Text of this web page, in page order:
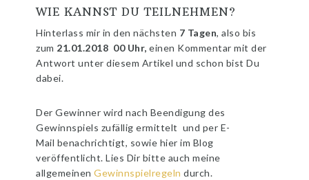
WIE KANNST DU TEILNEHMEN?
Hinterlass mir in den nächsten 7 Tagen, also bis
zum 21.01.2018 00 Uhr, einen Kommentar mit der
Antwort unter diesem Artikel und schon bist Du
dabei.
Der Gewinner wird nach Beendigung des
Gewinnspiels zufällig ermittelt und per E-
Mail benachrichtigt, sowie hier im Blog
veröffentlicht. Lies Dir bitte auch meine
allgemeinenGewinnspielregeln durch.